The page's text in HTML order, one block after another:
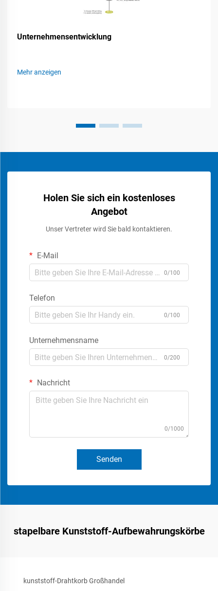
Unternehmensentwicklung
Mehr anzeigen
Holen Sie sich ein kostenloses
Angebot
Unser Vertreter wird Sie bald kontaktieren.
E-Mail
0/100
Telefon
0/100
Unternehmensname
0/200
Nachricht
0/1000
Senden
stapelbare Kunststoff-Aufbewahrungskörbe
kunststoff-Drahtkorb Großhandel